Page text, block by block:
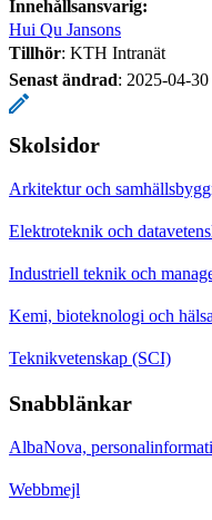
Innehållsansvarig:
Hui Qu Jansons
Tillhör: KTH Intranät
Senast ändrad: 2025-04-30
Skolsidor
Arkitektur och
Elektroteknik och
Industriell teknik och
Kemi, bioteknologi och
Teknikvetenskap (SCI)
Snabblänkar
AlbaNova,
Webbmejl